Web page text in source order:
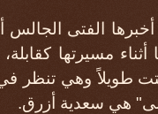
أخبرها الفتى
أثناء مسيرتها
طويلاً وهي تنظر
هي سعدية أزرق.